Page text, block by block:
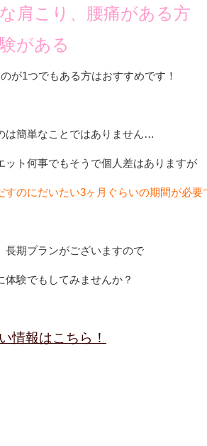
肩こり、腰痛がある方
がある
が1つでもある方はおすすめです！
は簡単なことではありません…
ット何事でもそうで個人差はありますが
すのにだいたい3ヶ月ぐらいの期間が必要
長期プランがございますので
体験でもしてみませんか？
情報はこちら！